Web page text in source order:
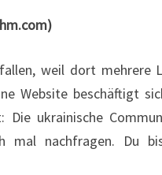
weil dort mehrere
Website beschäftigt
Die ukrainische
mal nachfragen. Du